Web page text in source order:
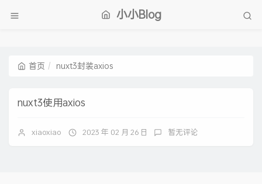
小小Blog
首页 nuxt3封装axios
nuxt3使用axios
xiaoxiao 2023 年 02 月 26 日 暂无评论